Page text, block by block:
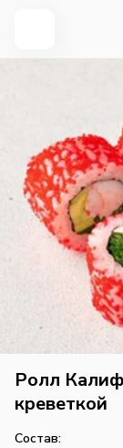
Ролл
креветкой
Состав: